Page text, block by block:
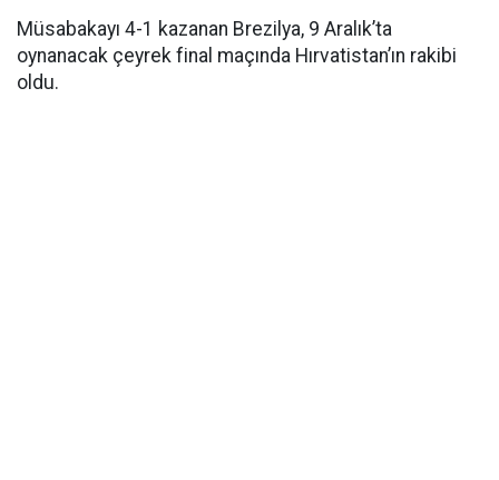
Müsabakayı 4-1 kazanan Brezilya, 9 Aralık’ta
oynanacak çeyrek final maçında Hırvatistan’ın rakibi
oldu.